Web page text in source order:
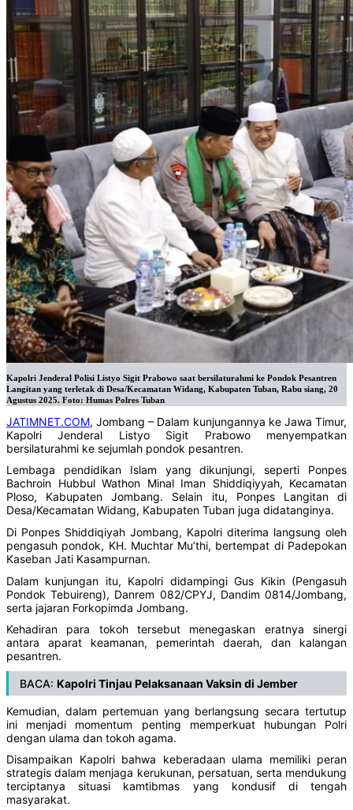
Kapolri Jenderal Polisi Listyo Sigit Prabowo saat bersilaturahmi ke Pondok Pesantren
Langitan yang terletak di Desa/Kecamatan Widang, Kabupaten Tuban, Rabu siang, 20
Agustus 2025. Foto: Humas Polres Tuban
JATIMNET.COM, Jombang – Dalam kunjungannya ke Jawa Timur,
Kapolri Jenderal Listyo Sigit Prabowo menyempatkan
bersilaturahmi ke sejumlah pondok pesantren.
Lembaga pendidikan Islam yang dikunjungi, seperti Ponpes
Bachroin Hubbul Wathon Minal Iman Shiddiqiyyah, Kecamatan
Ploso, Kabupaten Jombang. Selain itu, Ponpes Langitan di
Desa/Kecamatan Widang, Kabupaten Tuban juga didatanginya.
Di Ponpes Shiddiqiyah Jombang, Kapolri diterima langsung oleh
pengasuh pondok, KH. Muchtar Mu’thi, bertempat di Padepokan
Kaseban Jati Kasampurnan.
Dalam kunjungan itu, Kapolri didampingi Gus Kikin (Pengasuh
Pondok Tebuireng), Danrem 082/CPYJ, Dandim 0814/Jombang,
serta jajaran Forkopimda Jombang.
Kehadiran para tokoh tersebut menegaskan eratnya sinergi
antara aparat keamanan, pemerintah daerah, dan kalangan
pesantren.
BACA: Kapolri Tinjau Pelaksanaan Vaksin di Jember
Kemudian, dalam pertemuan yang berlangsung secara tertutup
ini menjadi momentum penting memperkuat hubungan Polri
dengan ulama dan tokoh agama.
Disampaikan Kapolri bahwa keberadaan ulama memiliki peran
strategis dalam menjaga kerukunan, persatuan, serta mendukung
terciptanya situasi kamtibmas yang kondusif di tengah
masyarakat.